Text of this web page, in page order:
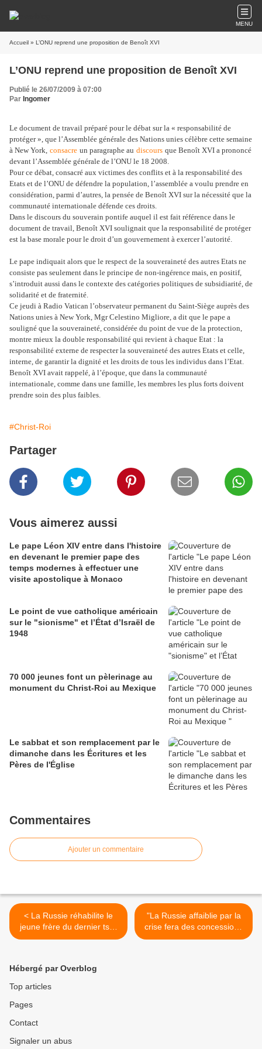
MENU
Accueil » L’ONU reprend une proposition de Benoît XVI
L’ONU reprend une proposition de Benoît XVI
Publié le 26/07/2009 à 07:00
Par Ingomer
Le document de travail préparé pour le débat sur la « responsabilité de
protéger », que l’Assemblée générale des Nations unies célèbre cette semaine
à New York, consacre un paragraphe au discours que Benoît XVI a prononcé
devant l’Assemblée générale de l’ONU le 18 2008.
Pour ce débat, consacré aux victimes des conflits et à la responsabilité des
Etats et de l’ONU de défendre la population, l’assemblée a voulu prendre en
considération, parmi d’autres, la pensée de Benoît XVI sur la nécessité que la
communauté internationale défende ces droits.
Dans le discours du souverain pontife auquel il est fait référence dans le
document de travail, Benoît XVI soulignait que la responsabilité de protéger
est la base morale pour le droit d’un gouvernement à exercer l’autorité.
Le pape indiquait alors que le respect de la souveraineté des autres Etats ne
consiste pas seulement dans le principe de non-ingérence mais, en positif,
s’introduit aussi dans le contexte des catégories politiques de subsidiarité, de
solidarité et de fraternité.
Ce jeudi à Radio Vatican l’observateur permanent du Saint-Siège auprès des
Nations unies à New York, Mgr Celestino Migliore, a dit que le pape a
souligné que la souveraineté, considérée du point de vue de la protection,
montre mieux la double responsabilité qui revient à chaque Etat : la
responsabilité externe de respecter la souveraineté des autres Etats et celle,
interne, de garantir la dignité et les droits de tous les individus dans l’Etat.
Benoît XVI avait rappelé, à l’époque, que dans la communauté
internationale, comme dans une famille, les membres les plus forts doivent
prendre soin des plus faibles.
#Christ-Roi
Partager
Vous aimerez aussi
Le pape Léon XIV entre dans l'histoire
en devenant le premier pape des
temps modernes à effectuer une
visite apostolique à Monaco
Le point de vue catholique américain
sur le "sionisme" et l’État d’Israël de
1948
70 000 jeunes font un pèlerinage au
monument du Christ-Roi au Mexique
Le sabbat et son remplacement par le
dimanche dans les Écritures et les
Pères de l'Église
Commentaires
Ajouter un commentaire
< La Russie réhabilite le
jeune frère du dernier tsar
et une soeur de la dernière
"La Russie affaiblie par la
crise fera des concessions
à l'Occident" (Biden) >
Hébergé par Overblog
Top articles
Pages
Contact
Signaler un abus